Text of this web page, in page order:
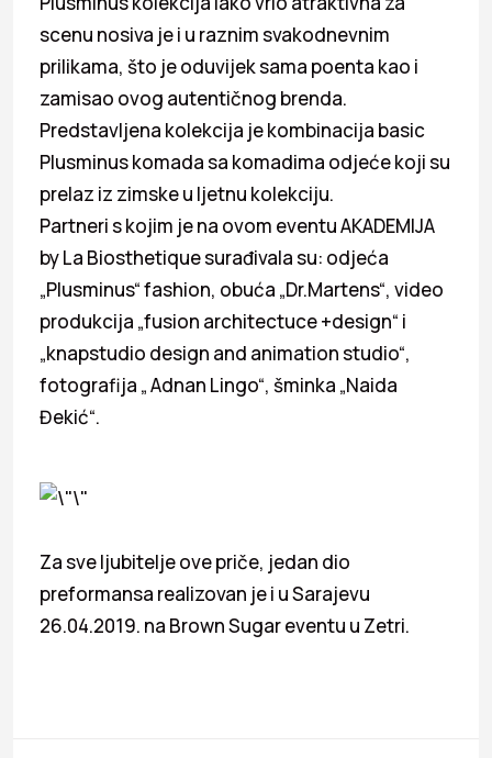
scenu nosiva je i u raznim svakodnevnim
prilikama, što je oduvijek sama poenta kao i
zamisao ovog autentičnog brenda.
Predstavljena kolekcija je kombinacija basic
Plusminus komada sa komadima odjeće koji su
prelaz iz zimske u ljetnu kolekciju.
Partneri s kojim je na ovom eventu AKADEMIJA
by La Biosthetique surađivala su: odjeća
„Plusminus“ fashion, obuća „Dr.Martens“, video
produkcija „fusion architectuce +design“ i
„knapstudio design and animation studio“,
fotografija „ Adnan Lingo“, šminka „Naida
Đekić“.
Za sve ljubitelje ove priče, jedan dio
preformansa realizovan je i u Sarajevu
26.04.2019. na Brown Sugar eventu u Zetri.